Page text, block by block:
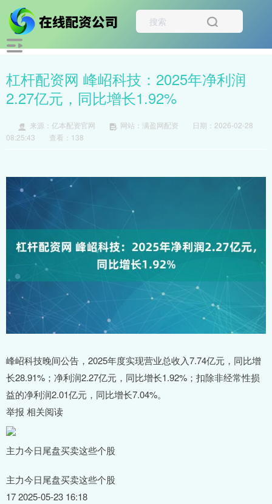
杠杆配资网 峰岹科技：2025年净利润
2.27亿元，同比增长1.92%
来源：亿本配资官网 网站：满盈网配资
日期：2026-02-28
08:25:43
查看：138
峰岹科技晚间公告，2025年度实现营业总收入7.74亿元，同比增
长28.91%；净利润2.27亿元，同比增长1.92%；扣除非经常性损
益的净利润2.01亿元，同比增长7.04%。
举报 相关阅读
主力今日尾盘买卖这些个股
主力今日尾盘买卖这些个股
17 2025-05-23 16:18